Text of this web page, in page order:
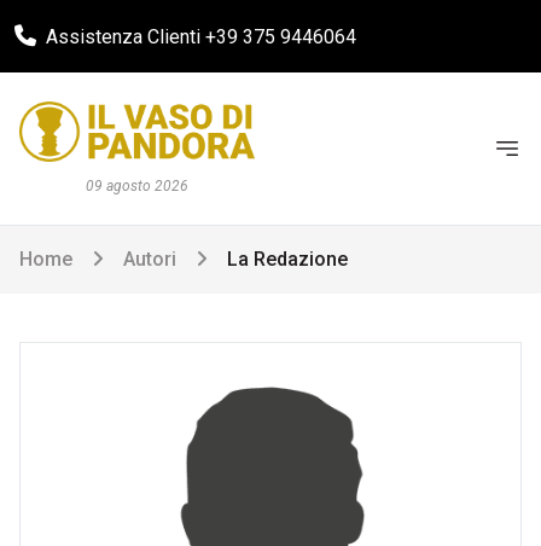
Assistenza Clienti +39 375 9446064
09 agosto 2026
Home Autori La Redazione